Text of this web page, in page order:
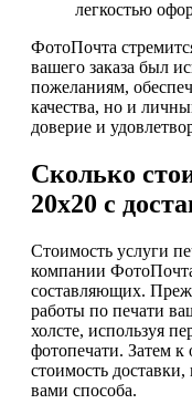
легкостью
ФотоПочта
вашего заказа был
пожеланиям,
качества, но и
доверие и
Сколько
20х20 с
Стоимость услуги
компании
составляющих.
работы по печати
холсте, используя
фотопечати. Затем к
стоимость
вами способа.